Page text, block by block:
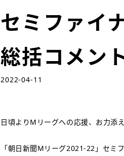
セミファイ
総括コメン
2022-04-11
日頃よりMリーグへの応援、お力添
「朝日新聞Mリーグ2021-22」セミ